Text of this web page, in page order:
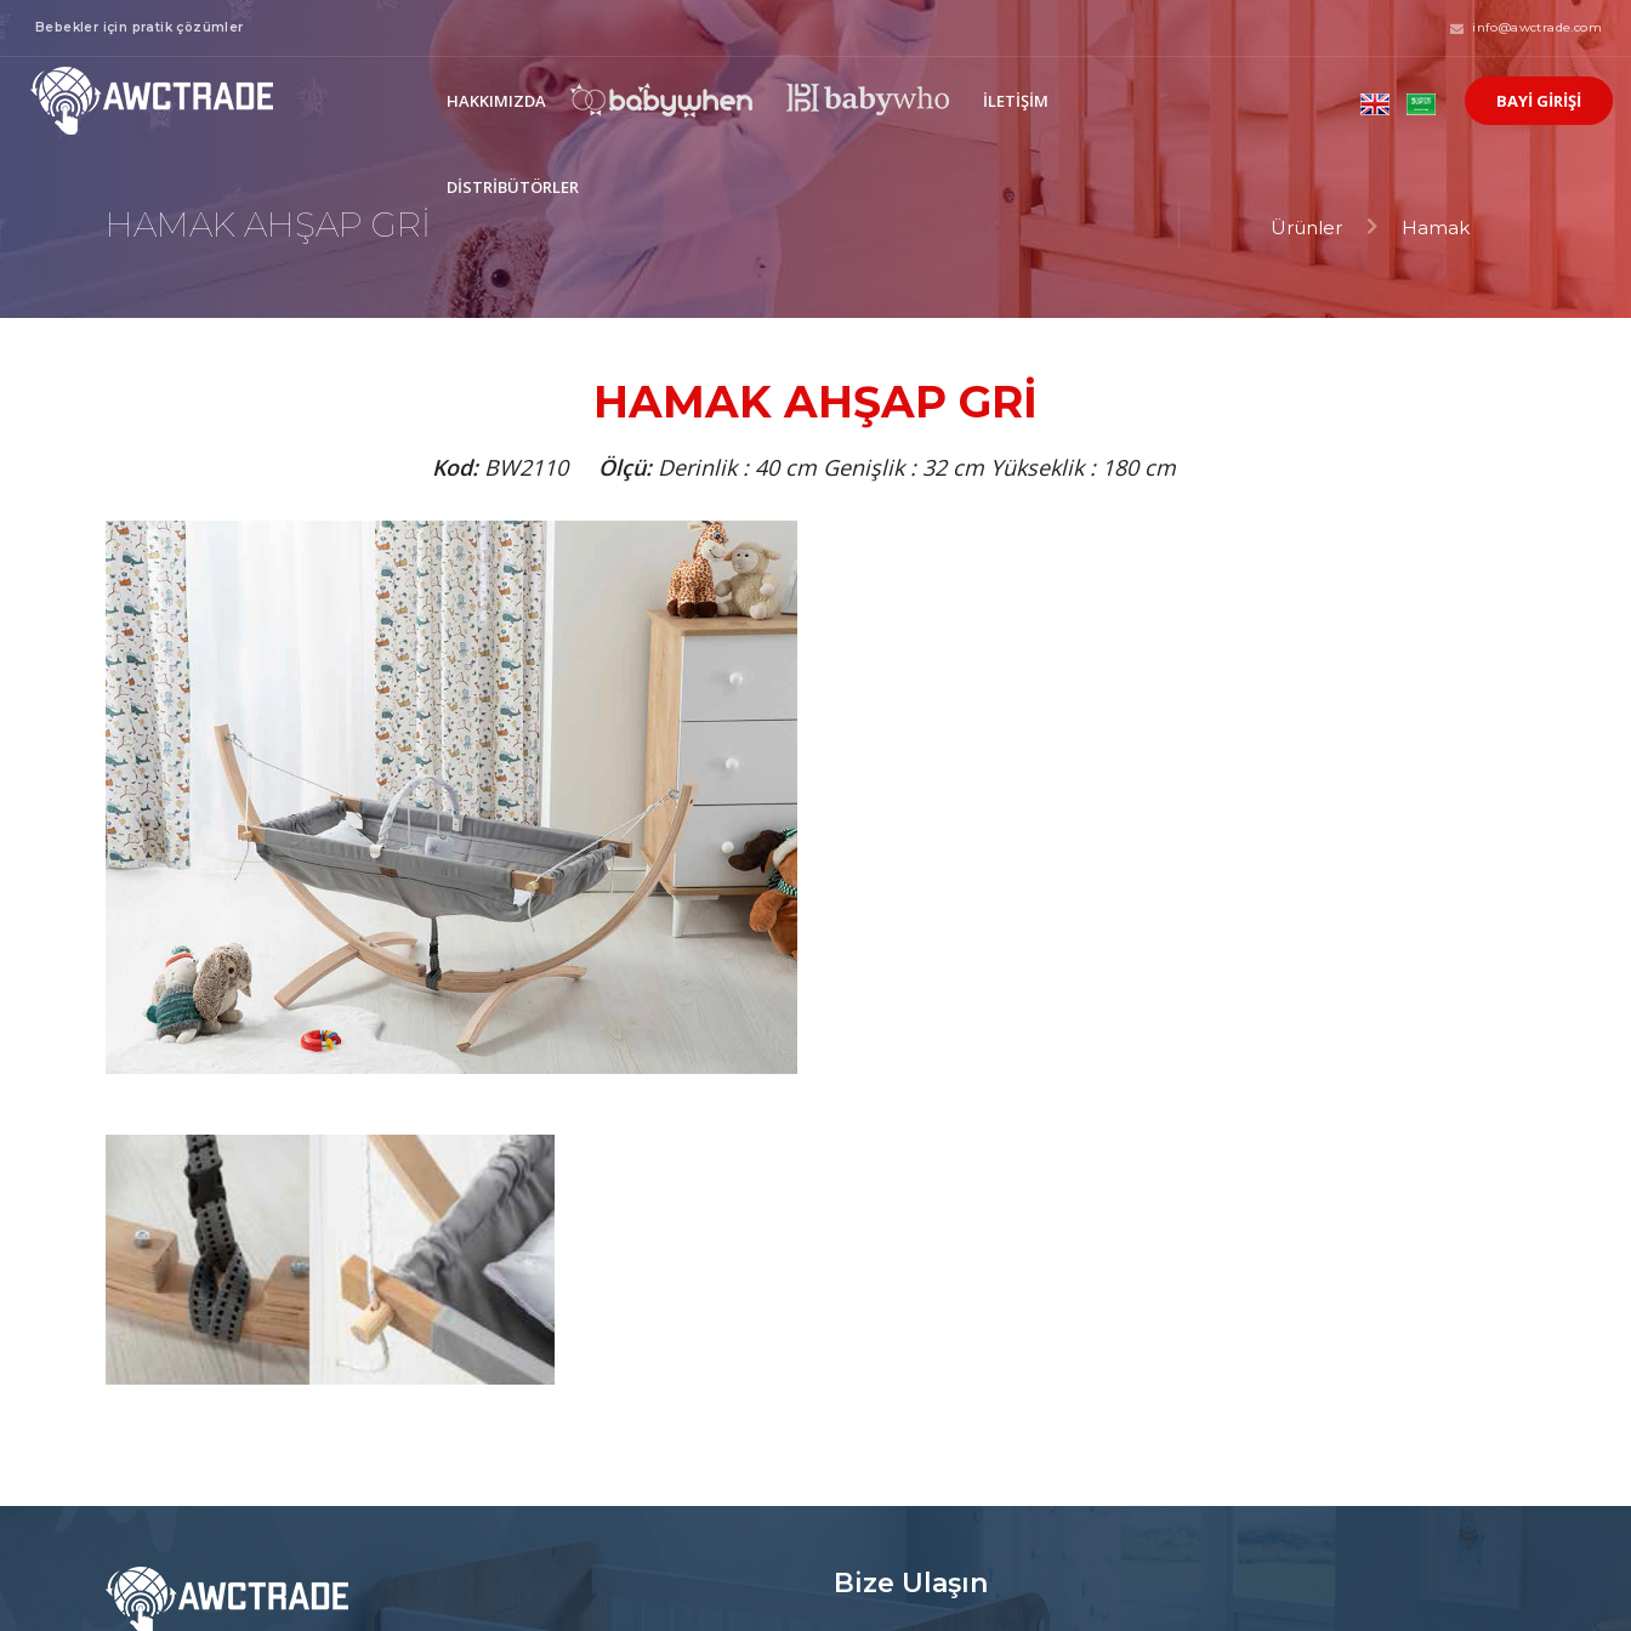
Bebekler için pratik çözümler info@awctrade.com
HAKKIMIZDA İLETIŞIM
DISTRIBÜTÖRLER
BAYİ GİRİŞİ
HAMAK AHŞAP GRİ Ürünler Hamak
HAMAK AHŞAP GRİ
Kod: BW2110 Ölçü: Derinlik : 40 cm Genişlik : 32 cm Yükseklik : 180 cm
Awc Trade Bize Ulaşın